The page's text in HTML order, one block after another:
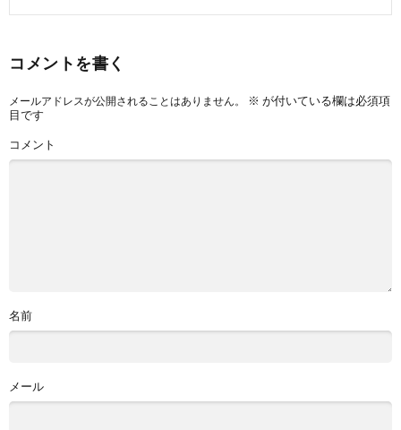
コメントを書く
メールアドレスが公開されることはありません。 ※ が付いている欄は必須項
目です
コメント
名前
メール